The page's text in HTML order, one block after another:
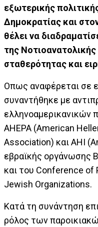
εξωτερικής
Δημοκρατίας και
θέλει να
της
σταθερότητας και
Οπως αναφέρεται σε
συναντήθηκε με
ελληνοαμερικανικών
AHEPA (American
Association) και ΑΗΙ
εβραϊκής οργάνωσης
και του Conference
Jewish Organizations.
Κατά τη συνάντηση
ρόλος των